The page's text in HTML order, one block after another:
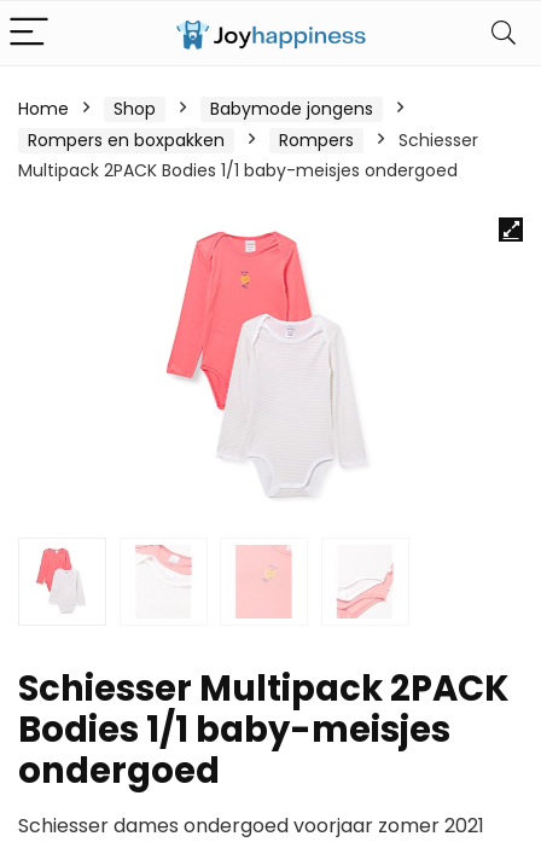
Home Shop
Babymode jongens
Rompers en boxpakken
Rompers
Schiesser
Multipack 2PACK Bodies 1/1 baby-meisjes ondergoed
Schiesser Multipack 2PACK
Bodies 1/1 baby-meisjes
ondergoed
Schiesser dames ondergoed voorjaar zomer 2021